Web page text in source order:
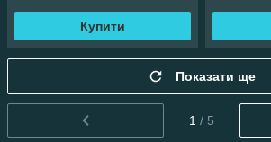
Купити
Показати ще
1 / 5